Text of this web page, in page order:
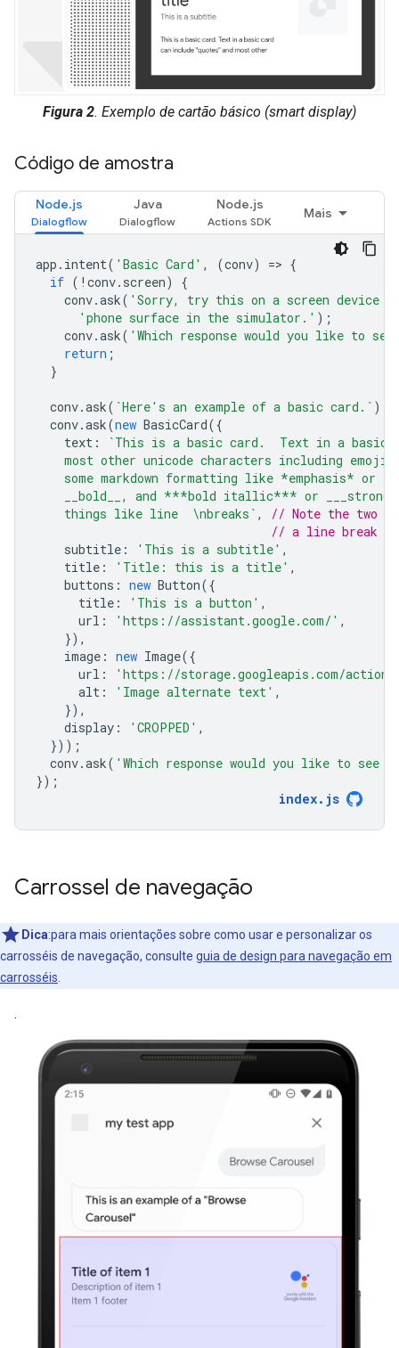
Figura 2. Exemplo de cartão básico (smart display)
Código de amostra
Node.js Java Node.js
Mais
app . intent( 'Basic Card' , (conv) => {
if ( ! conv. screen)
{
conv.ask( 'Sorry, try this on a screen device
'phone surface in the simulator.' );
conv.ask( 'Which response would you like to
return ;
}
conv.ask( `Here's an example of a basic card.` );
conv.ask(new BasicCard({
text :
`This is a basic card.  Text in a basic
most other unicode characters including
some markdown formatting like *emphasis* or
__bold__, and ***bold itallic*** or ___strong
    things like line  \nbreaks`
,
// Note the two
// a line break to
subtitle : 'This is a subtitle' ,
title : 'Title: this is a title' ,
buttons : new Button({
title : 'This is a button' ,
url : 'https://assistant.google.com/' ,
}),
image : new Image({
url :
'https://storage.googleapis.com/
alt : 'Image alternate text' ,
}),
display : 'CROPPED' ,
}));
conv.ask( 'Which response would you like to see
});
index. js
Carrossel de navegação
Dica:para mais orientações sobre como usar e personalizar os
carrosséis de navegação, consulte guia de design para navegação em
carrosséis
.